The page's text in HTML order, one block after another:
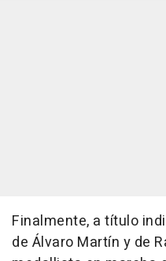
Finalmente, a título
de Álvaro Martín y de